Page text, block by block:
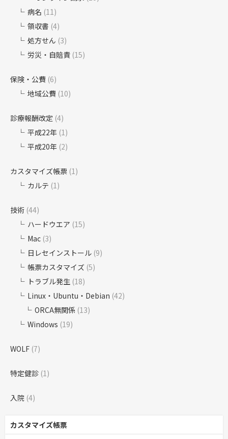
病名 (11)
領収書 (4)
処方せん (3)
労災・自賠責 (15)
保険・公費 (6)
地域公費 (10)
診療報酬改定 (4)
平成22年 (1)
平成20年 (2)
カスタマイズ帳票 (1)
カルテ (1)
技術 (44)
ハードウエア (15)
Mac (3)
日レセインストール (9)
帳票カスタマイズ (5)
トラブル発生 (18)
Linux・Ubuntu・Debian (42)
ORCA無関係 (13)
Windows (19)
WOLF (7)
特定健診 (1)
入院 (4)
カスタマイズ帳票